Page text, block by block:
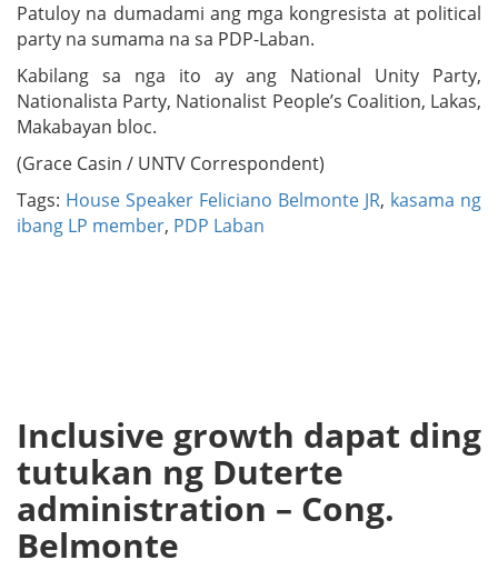
Patuloy na dumadami ang mga kongresista at political
party na sumama na sa PDP-Laban.
Kabilang sa nga ito ay ang National Unity Party,
Nationalista Party, Nationalist People’s Coalition, Lakas,
Makabayan bloc.
(Grace Casin / UNTV Correspondent)
Tags: House Speaker Feliciano Belmonte JR, kasama ng
ibang LP member, PDP Laban
Inclusive growth dapat ding
tutukan ng Duterte
administration – Cong.
Belmonte